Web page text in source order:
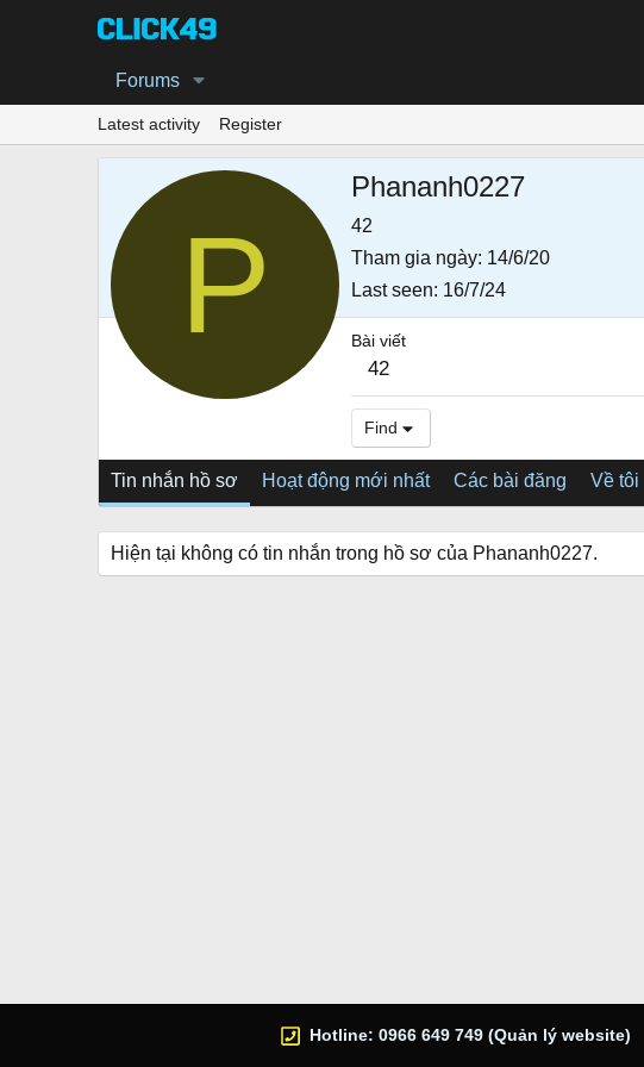
Forums
Latest activity Register
P
Phananh0227
42
Tham gia ngày 14/6/20
Last seen 16/7/24
Bài viết
42
Find
Tin nhắn hồ sơ Hoạt động mới nhất Các bài đăng Về tôi
Hiện tại không có tin nhắn trong hồ sơ của Phananh0227.
Hotline: 0966 649 749 (Quản lý website)